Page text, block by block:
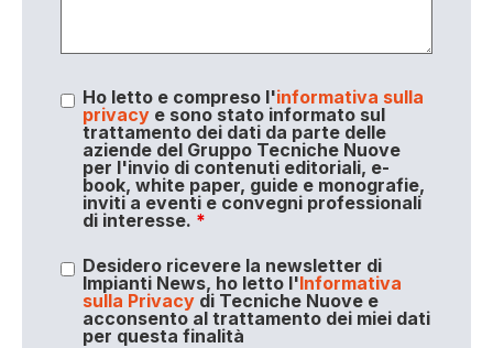
Ho letto e compreso l'informativa sulla
privacye sono stato informato sul
trattamento dei dati da parte delle
aziende del Gruppo Tecniche Nuove
per l'invio di contenuti editoriali, e-
book, white paper, guide e monografie,
inviti a eventi e convegni professionali
di interesse. *
Desidero ricevere la newsletter di
Impianti News, ho letto l'Informativa
sulla Privacydi Tecniche Nuove e
acconsento al trattamento dei miei dati
per questa finalità